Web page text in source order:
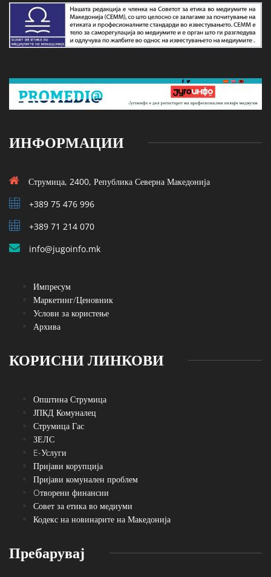
ИНФОРМАЦИИ
Струмица, 2400, Република Северна Македонија
+389 75 476 996
+389 71 214 070
info@jugoinfo.mk
Импресум
Маркетинг/Ценовник
Услови за користење
Архива
КОРИСНИ ЛИНКОВИ
Општина Струмица
ЈПКД Комуналец
Струмица Гас
ЗЕЛС
E-Услуги
Пријави корупција
Пријави комунален проблем
Oтворени финансии
Совет за етика во медиуми
Кодекс на новинарите на Македонија
Пребарувај